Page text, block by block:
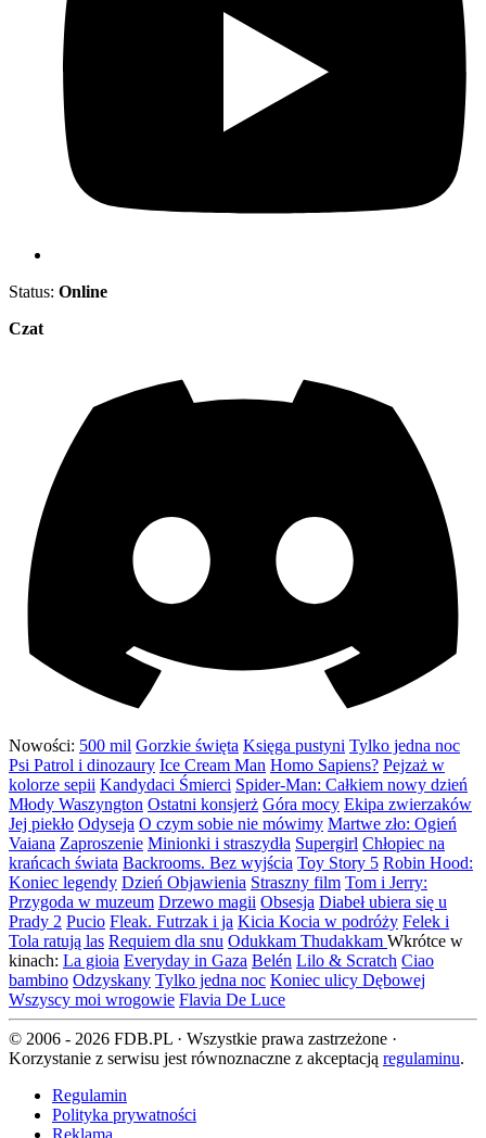
Status: Online
Czat
Nowości: 500 mil Gorzkie święta Księga pustyni Tylko jedna noc
Psi Patrol i dinozaury Ice Cream Man Homo Sapiens? Pejzaż w
kolorze sepii Kandydaci Śmierci Spider-Man: Całkiem nowy dzień
Młody Waszyngton Ostatni konsjerż Góra mocy Ekipa zwierzaków
Jej piekło Odyseja O czym sobie nie mówimy Martwe zło: Ogień
Vaiana Zaproszenie Minionki i straszydła Supergirl Chłopiec na
krańcach świata Backrooms. Bez wyjścia Toy Story 5 Robin Hood:
Koniec legendy Dzień Objawienia Straszny film Tom i Jerry:
Przygoda w muzeum Drzewo magii Obsesja Diabeł ubiera się u
Prady 2 Pucio Fleak. Futrzak i ja Kicia Kocia w podróży Felek i
Tola ratują las Requiem dla snu Odukkam Thudakkam Wkrótce w
kinach: La gioia Everyday in Gaza Belén Lilo & Scratch Ciao
bambino Odzyskany Tylko jedna noc Koniec ulicy Dębowej
Wszyscy moi wrogowie Flavia De Luce
© 2006 - 2026 FDB.PL · Wszystkie prawa zastrzeżone ·
Korzystanie z serwisu jest równoznaczne z akceptacją regulaminu.
Regulamin
Polityka prywatności
Reklama